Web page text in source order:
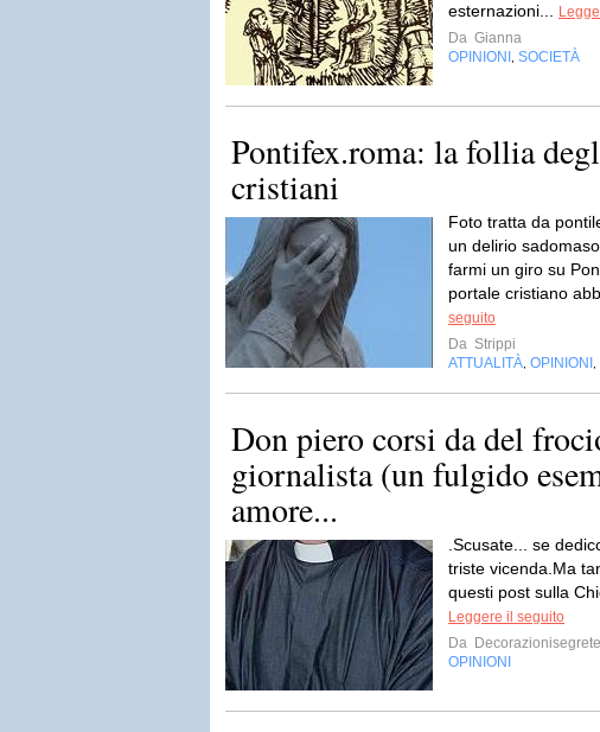
esternazioni...
Da Gianna
OPINIONI
SOCIETÀ
Pontifex.roma: la follia
cristiani
Foto tratta da
un delirio
farmi un giro su
portale cristiano
seguito
Da Strippi
ATTUALITÀ OPINIONI
Don piero corsi da del
giornalista (un fulgido
amore...
.Scusate... se
triste vicenda.Ma
questi post sulla
Leggere il seguito
Da Decorazionisegrete
OPINIONI